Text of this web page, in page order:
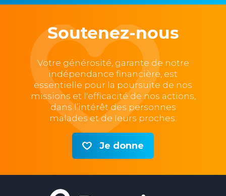
Soutenez-nous
Votre générosité, garante de notre
indépendance financière, est
essentielle pour la poursuite de nos
missions et l'efficacité de nos actions,
dans l’intérêt des personnes
malades et de leurs proches.
Je donne